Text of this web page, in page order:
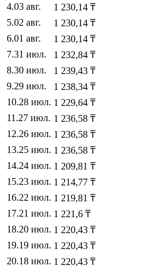
4.03 авг. 1 230,14 ₸
5.02 авг. 1 230,14 ₸
6.01 авг. 1 230,14 ₸
7.31 июл. 1 232,84 ₸
8.30 июл. 1 239,43 ₸
9.29 июл. 1 238,34 ₸
10.28 июл. 1 229,64 ₸
11 .27 июл. 1 236,58 ₸
12.26 июл. 1 236,58 ₸
13.25 июл. 1 236,58 ₸
14.24 июл. 1 209,81 ₸
15.23 июл. 1 214,77 ₸
16.22 июл. 1 219,81 ₸
17.21 июл. 1 221,6 ₸
18.20 июл. 1 220,43 ₸
19.19 июл. 1 220,43 ₸
20.18 июл. 1 220,43 ₸